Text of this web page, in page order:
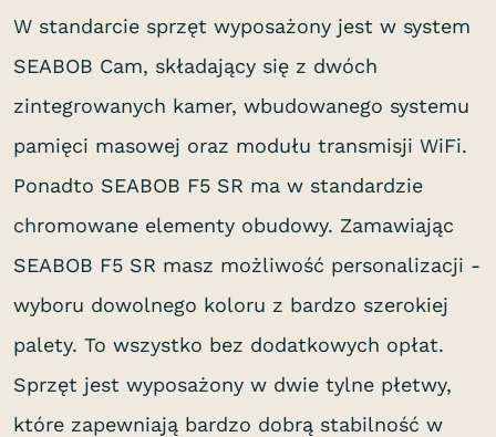
W standarcie sprzęt wyposażony jest w system
SEABOB Cam, składający się z dwóch
zintegrowanych kamer, wbudowanego systemu
pamięci masowej oraz modułu transmisji WiFi.
Ponadto SEABOB F5 SR ma w standardzie
chromowane elementy obudowy. Zamawiając
SEABOB F5 SR masz możliwość personalizacji -
wyboru dowolnego koloru z bardzo szerokiej
palety. To wszystko bez dodatkowych opłat.
Sprzęt jest wyposażony w dwie tylne płetwy,
które zapewniają bardzo dobrą stabilność w